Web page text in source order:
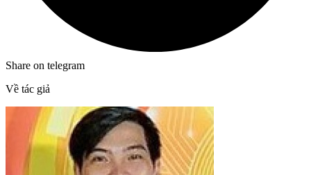
Share on telegram
Về tác giả